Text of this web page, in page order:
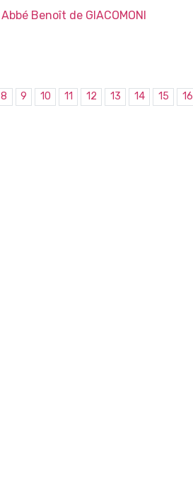
Abbé Benoît de GIACOMONI
8 9 10 11 12 13 14 15 16